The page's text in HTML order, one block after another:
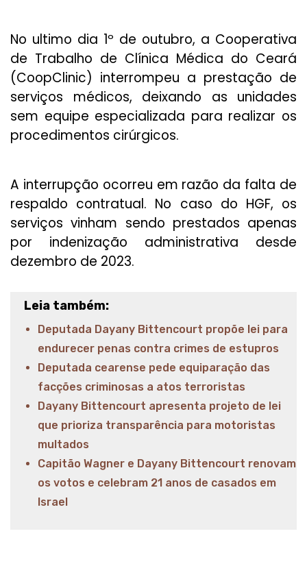
No ultimo dia 1º de outubro, a Cooperativa
de Trabalho de Clínica Médica do Ceará
(CoopClinic) interrompeu a prestação de
serviços médicos, deixando as unidades
sem equipe especializada para realizar os
procedimentos cirúrgicos.
A interrupção ocorreu em razão da falta de
respaldo contratual. No caso do HGF, os
serviços vinham sendo prestados apenas
por indenização administrativa desde
dezembro de 2023.
Leia também:
Deputada Dayany Bittencourt propõe lei para
endurecer penas contra crimes de estupros
Deputada cearense pede equiparação das
facções criminosas a atos terroristas
Dayany Bittencourt apresenta projeto de lei
que prioriza transparência para motoristas
multados
Capitão Wagner e Dayany Bittencourt renovam
os votos e celebram 21 anos de casados em
Israel